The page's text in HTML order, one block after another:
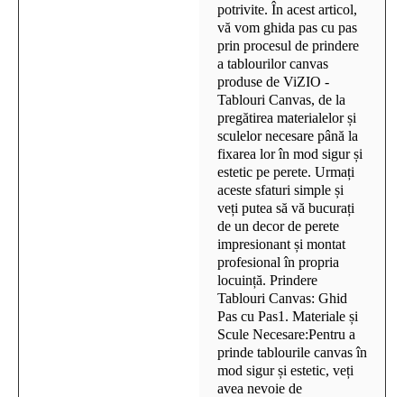
potrivite. În acest articol,
vă vom ghida pas cu pas
prin procesul de prindere
a tablourilor canvas
produse de ViZIO -
Tablouri Canvas, de la
pregătirea materialelor și
sculelor necesare până la
fixarea lor în mod sigur și
estetic pe perete. Urmați
aceste sfaturi simple și
veți putea să vă bucurați
de un decor de perete
impresionant și montat
profesional în propria
locuință. Prindere
Tablouri Canvas: Ghid
Pas cu Pas1. Materiale și
Scule Necesare:Pentru a
prinde tablourile canvas în
mod sigur și estetic, veți
avea nevoie de